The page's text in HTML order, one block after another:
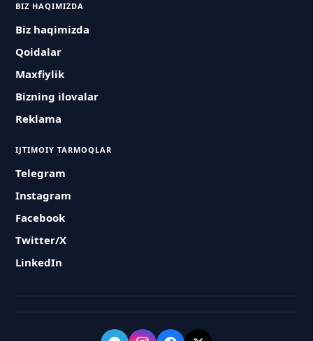
BIZ HAQIMIZDA
Biz haqimizda
Qoidalar
Maxfiylik
Bizning ilovalar
Reklama
IJTIMOIY TARMOQLAR
Telegram
Instagram
Facebook
Twitter/X
LinkedIn